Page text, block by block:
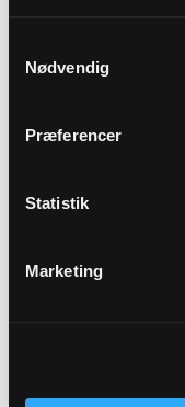
Nødvendig
Præferencer
Statistik
Marketing